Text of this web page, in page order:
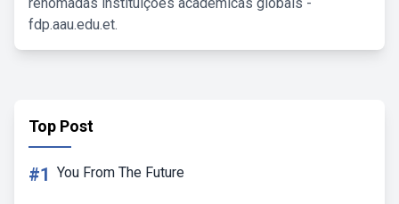
fdp.aau.edu.et.
Top Post
#1 You From The Future